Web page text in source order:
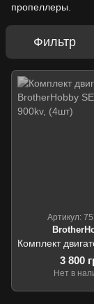
пропеллеры.
Фильтр
Артикул:
3 800
Нет в